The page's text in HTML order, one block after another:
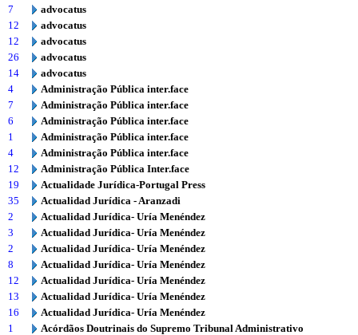
7
advocatus
12
advocatus
12
advocatus
26
advocatus
14
advocatus
4
Administração Pública inter.face
7
Administração Pública inter.face
6
Administração Pública inter.face
1
Administração Pública inter.face
4
Administração Pública inter.face
12
Administração Pública Inter.face
19
Actualidade Jurídica-Portugal Press
35
Actualidad Jurídica - Aranzadi
2
Actualidad Jurídica- Uría Menéndez
3
Actualidad Jurídica- Uría Menéndez
2
Actualidad Jurídica- Uría Menéndez
8
Actualidad Jurídica- Uría Menéndez
12
Actualidad Jurídica- Uría Menéndez
13
Actualidad Jurídica- Uría Menéndez
16
Actualidad Jurídica- Uría Menéndez
1
Acórdãos Doutrinais do Supremo Tribunal Administrativo